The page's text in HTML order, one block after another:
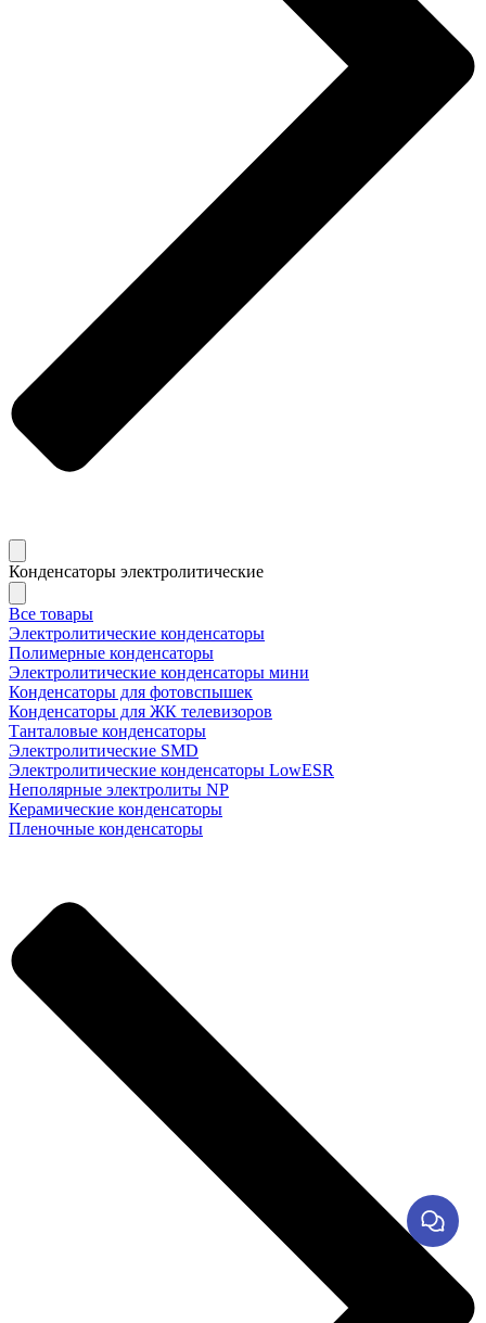
Конденсаторы электролитические
Все товары
Электролитические конденсаторы
Полимерные конденсаторы
Электролитические конденсаторы мини
Конденсаторы для фотовспышек
Конденсаторы для ЖК телевизоров
Танталовые конденсаторы
Электролитические SMD
Электролитические конденсаторы LowESR
Неполярные электролиты NP
Керамические конденсаторы
Пленочные конденсаторы